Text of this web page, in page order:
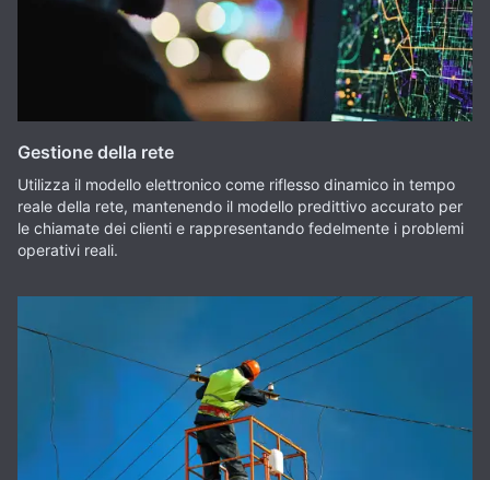
Gestione della rete
Utilizza il modello elettronico come riflesso dinamico in tempo
reale della rete, mantenendo il modello predittivo accurato per
le chiamate dei clienti e rappresentando fedelmente i problemi
operativi reali.